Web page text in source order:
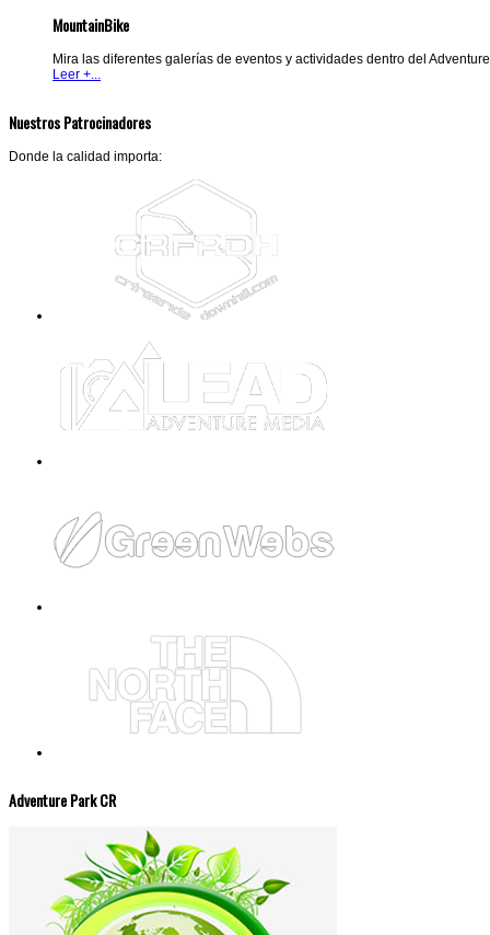
MountainBike
Mira las diferentes galerías de eventos y actividades dentro del
Leer +...
Nuestros Patrocinadores
Donde la calidad importa:
Adventure Park CR